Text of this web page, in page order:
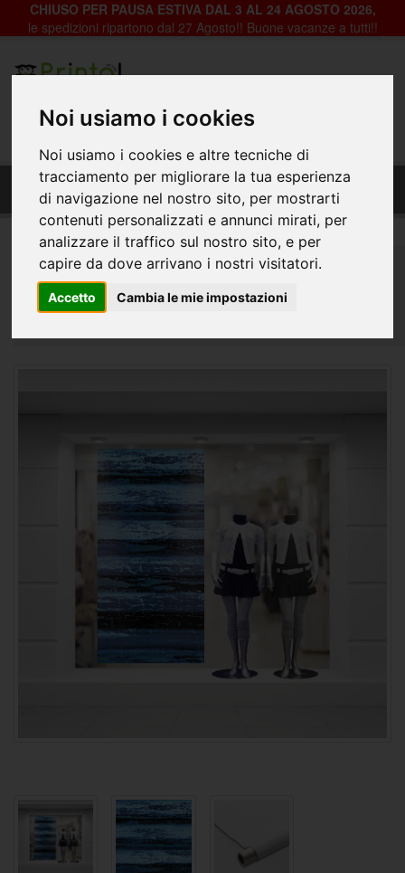
Noi usiamo i cookies
Noi usiamo i cookies e altre tecniche di
tracciamento per migliorare la tua esperienza
di navigazione nel nostro sito, per mostrarti
contenuti personalizzati e annunci mirati, per
analizzare il traffico sul nostro sito, e per
capire da dove arrivano i nostri visitatori.
Accetto Cambia le mie impostazioni
CHIUSO PER PAUSA ESTIVA DAL 3 AL 24 AGOSTO 2026,
le spedizioni ripartono dal 27 Agosto!! Buone vacanze a tutti!!
Fondale Decorativo in pvc per vetrine negozi -
Ast-005_Pattern d'acqua
Home
Decorazioni per Vetrine, Negozi e Abitazioni
Fondali Vetrine
Fondale Decorativo in pvc per vetrine negozi - Ast-